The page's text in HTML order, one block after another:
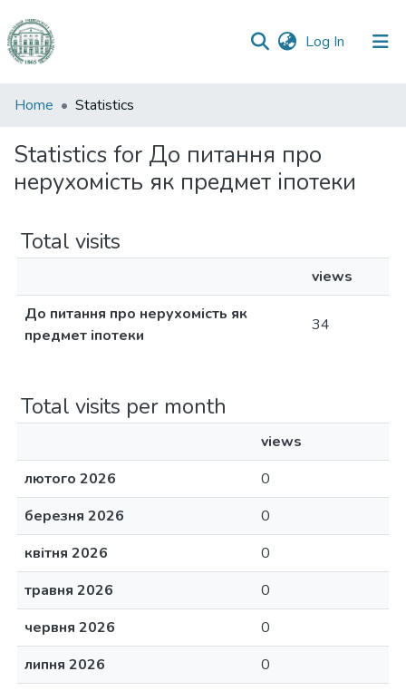
Log In (current)
Communities
Collections
All of DSpace
Home Statistics
Statistics for До питання про
нерухомість як предмет іпотеки
Total visits
views
До питання про нерухомість як
предмет іпотеки
34
Total visits per month
views
лютого 2026
0
березня 2026
0
квітня 2026
0
травня 2026
0
червня 2026
0
липня 2026
0